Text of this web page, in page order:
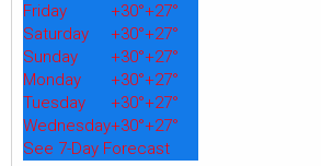
Friday
+30°+27°
Saturday
+30°+27°
Sunday
+30°+27°
Monday
+30°+27°
Tuesday
+30°+27°
Wednesday+30°+27°
See 7-Day Forecast